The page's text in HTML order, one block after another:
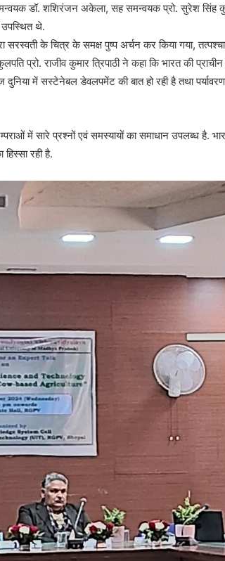
डॉ. शशिरंजन अकेला, सह समन्वयक प्रो. सुरेश सिंह
उपस्थित थे.
सरस्वती के चित्र के समक्ष पुष्प अर्चन कर किया गया,
कुलपति प्रो. राजीव कुमार त्रिपाठी ने कहा कि भारत की
में सस्टेनेबल डेवलपमेंट की बात हो रही है तथा
में सारे प्रश्नों एवं समस्यायों का समाधान उपलब्ध है.
रही है.